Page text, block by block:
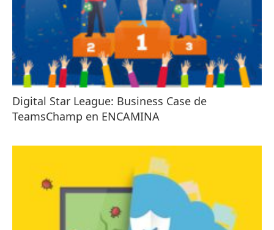
Digital Star League: Business Case de
TeamsChamp en ENCAMINA